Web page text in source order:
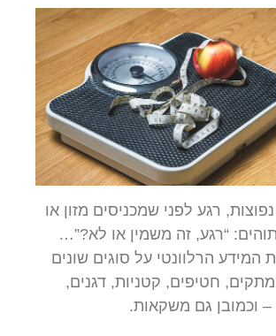
רגע לפני שמכניסים מזון או
“רגע, זה משמין או לא?”…
המידע הרלוונטי על סוגים שונים
חטיפים, קטניות, דגנים,
– וכמובן גם משקאות.